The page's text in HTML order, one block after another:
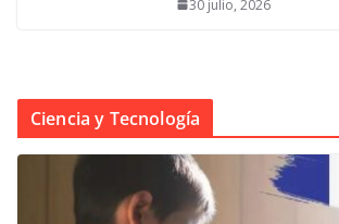
30 julio, 2026
Ciencia y Tecnología